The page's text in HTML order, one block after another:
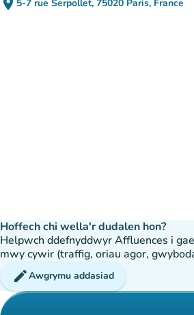
place 5-7 rue Serpollet, 75020 Paris, France
(agor yn Google Maps)
(tab newydd)
Hoffech chi wella'r dudalen hon?
Helpwch ddefnyddwyr Affluences i
mwy cywir (traffig, oriau agor,
editAwgrymu addasiad